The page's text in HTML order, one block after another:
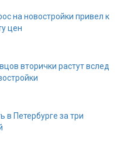
на новостройки привел к
цен
вторички растут вслед
в Петербурге за три